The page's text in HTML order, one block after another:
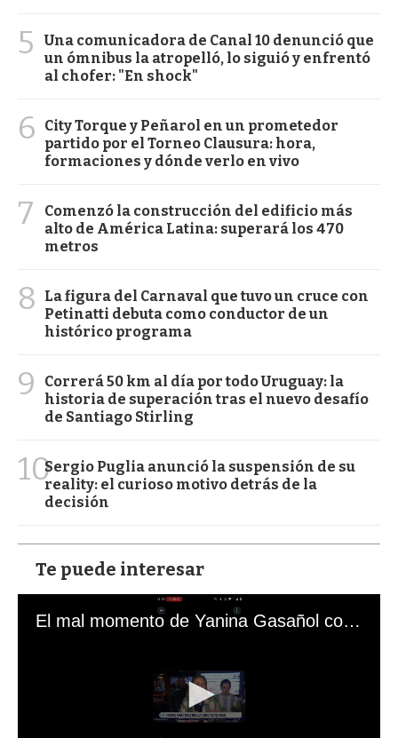
5
Una comunicadora de Canal 10 denunció que
un ómnibus la atropelló, lo siguió y enfrentó
al chofer: "En shock"
6
City Torque y Peñarol en un prometedor
partido por el Torneo Clausura: hora,
formaciones y dónde verlo en vivo
7
Comenzó la construcción del edificio más
alto de América Latina: superará los 470
metros
8
La figura del Carnaval que tuvo un cruce con
Petinatti debuta como conductor de un
histórico programa
9
Correrá 50 km al día por todo Uruguay: la
historia de superación tras el nuevo desafío
de Santiago Stirling
10Sergio Puglia anunció la suspensión de su
reality: el curioso motivo detrás de la
decisión
Te puede interesar
El mal momento de Yanina Gasañol con un hincha argentino en "Subrayado"